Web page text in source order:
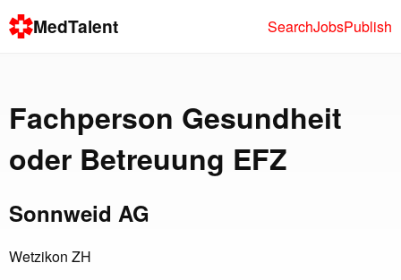
MedTalent SearchJobsPublish
Fachperson Gesundheit
oder Betreuung EFZ
Sonnweid AG
Wetzikon ZH